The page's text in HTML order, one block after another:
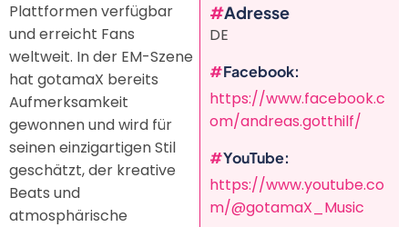
Plattformen verfügbar
und erreicht Fans
weltweit. In der EM-Szene
hat gotamaX bereits
Aufmerksamkeit
gewonnen und wird für
seinen einzigartigen Stil
geschätzt, der kreative
Beats und
atmosphärische
Adresse
DE
Facebook
https://www.facebook.c
om/andreas.gotthilf/
YouTube
https://www.youtube.co
m/@gotamaX_Music